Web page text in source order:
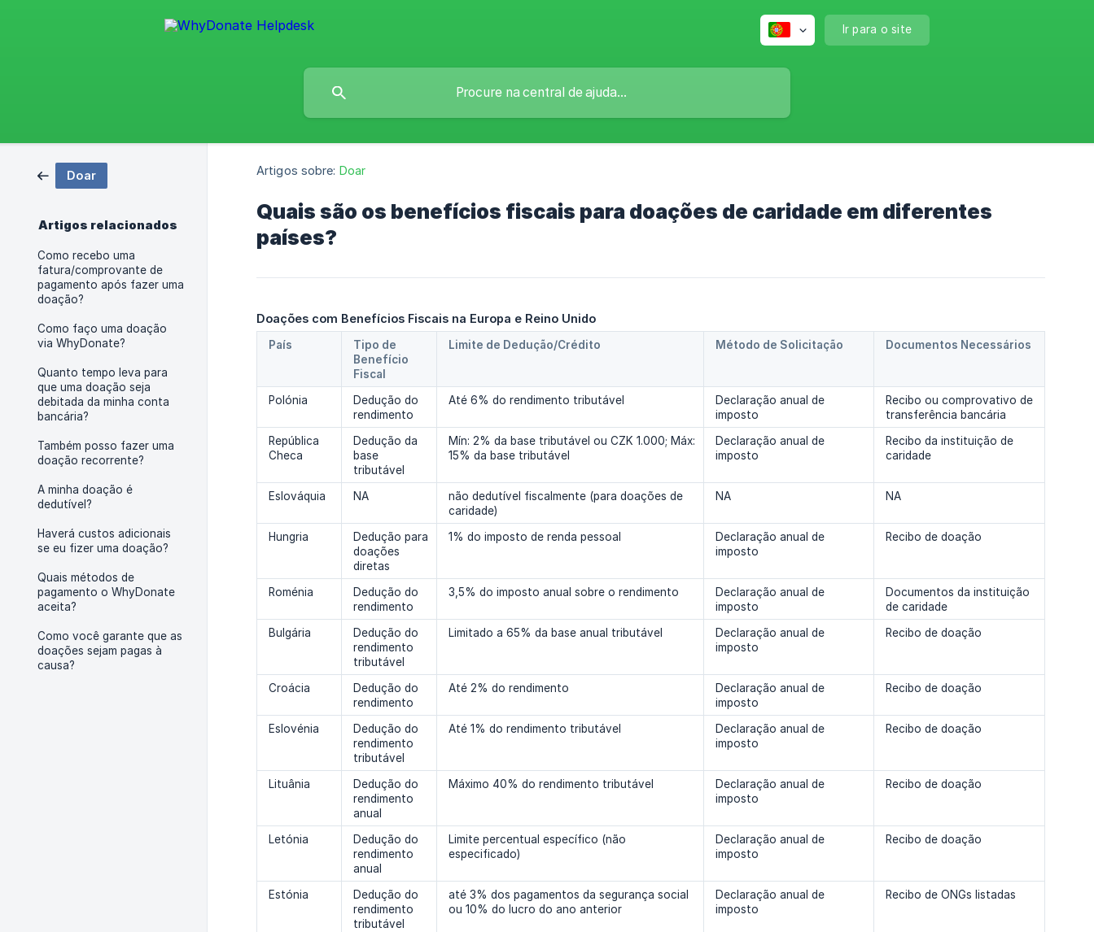
Ir para o site
Doar
Artigos relacionados
Como recebo uma
fatura/comprovante de
pagamento após fazer uma
doação?
Como faço uma doação
via WhyDonate?
Quanto tempo leva para
que uma doação seja
debitada da minha conta
bancária?
Também posso fazer uma
doação recorrente?
A minha doação é
dedutível?
Haverá custos adicionais
se eu fizer uma doação?
Quais métodos de
pagamento o WhyDonate
aceita?
Como você garante que as
doações sejam pagas à
causa?
Artigos sobre: Doar
Quais são os benefícios fiscais para doações de caridade em diferentes
países?
Doações com Benefícios Fiscais na Europa e Reino Unido
País
Tipo de
Benefício
Fiscal
Limite de Dedução/Crédito Método de Solicitação Documentos Necessários
Polónia
Dedução do
rendimento
Até 6% do rendimento tributável
Declaração anual de
imposto
Recibo ou comprovativo de
transferência bancária
República
Checa
Dedução da
base
tributável
Mín: 2% da base tributável ou CZK 1.000; Máx:
15% da base tributável
Declaração anual de
imposto
Recibo da instituição de
caridade
Eslováquia NA
não dedutível fiscalmente (para doações de
caridade)
NA NA
Hungria
Dedução para
doações
diretas
1% do imposto de renda pessoal
Declaração anual de
imposto
Recibo de doação
Roménia
Dedução do
rendimento
3,5% do imposto anual sobre o rendimento
Declaração anual de
imposto
Documentos da instituição
de caridade
Bulgária
Dedução do
rendimento
tributável
Limitado a 65% da base anual tributável
Declaração anual de
imposto
Recibo de doação
Croácia
Dedução do
rendimento
Até 2% do rendimento
Declaração anual de
imposto
Recibo de doação
Eslovénia
Dedução do
rendimento
tributável
Até 1% do rendimento tributável
Declaração anual de
imposto
Recibo de doação
Lituânia
Dedução do
rendimento
anual
Máximo 40% do rendimento tributável
Declaração anual de
imposto
Recibo de doação
Letónia
Dedução do
rendimento
anual
Limite percentual específico (não
especificado)
Declaração anual de
imposto
Recibo de doação
Estónia
Dedução do
rendimento
tributável
até 3% dos pagamentos da segurança social
ou 10% do lucro do ano anterior
Declaração anual de
imposto
Recibo de ONGs listadas